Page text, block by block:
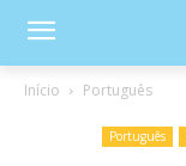
Início Português
Português